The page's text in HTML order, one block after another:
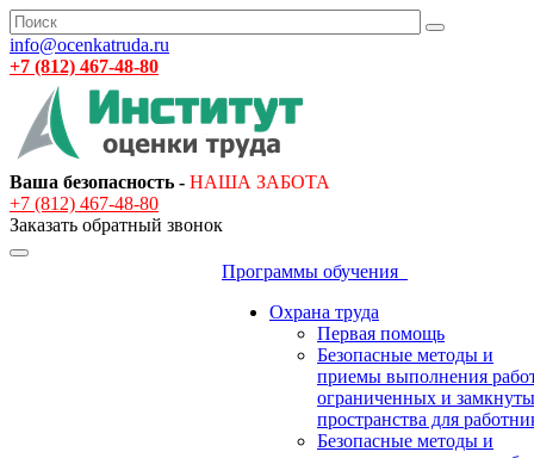
info@ocenkatruda.ru
+7 (812) 467-48-80
Ваша безопасность - НАША ЗАБОТА
+7 (812) 467-48-80
Заказать обратный звонок
Программы обучения
Охрана труда
Первая помощь
Безопасные методы и
приемы выполнения
ограниченных и
пространства для
Безопасные методы и